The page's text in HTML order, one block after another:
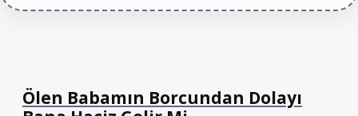
Ölen Babamın Borcundan Dolayı